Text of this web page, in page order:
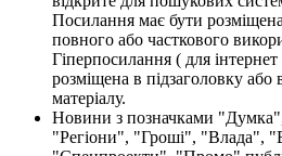
Посилання має бути
повного або часткового
Гіперпосилання ( для
розміщена в підзаголовку або
матеріалу.
Новини з позначками
"Регіони", "Гроші", "Влада",